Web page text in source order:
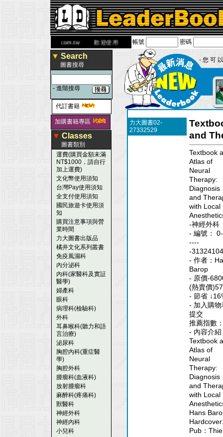
www.leaderbook.com.tw歡迎使用 國民旅遊卡！！
帳號 密碼
▼ Search
圖書搜尋
- 進階搜尋
代訂書籍
加購書籍專區
▼ Classes
圖書類別
運費(購買金額未滿
NT$1000，請自行
加上運費)
文化幣使用須知
台灣Pay使用須知
全支付使用須知
國民旅遊卡使用須
知
購買注意事項與營
業時間
力大圖書出版品
橘井文化系列叢書
免疫風濕科
內分泌科
內科(家醫科及實証
醫學)
婦產科
眼科
病理科(檢驗科)
外科
耳鼻喉科(聽力和語
言治療)
泌尿科
胸腔內科(重症醫
學)
胸腔外科
腫瘤科(血液科)
放射腫瘤科
麻醉科(疼痛科)
獸醫科
神經外科
神經內科
小兒科
- 您 可 以
力大圖書02-
27332529
and
Textbook
Atlas of
Neural
Therapy:
Diagnosis
and
with Local
-神經外科
- 編號：
----
-
- 作者：
Barop
- 原價-
(熱賣價
- 節省
- 加入購物
提交
推薦指數
- 內容介紹
Textbook
Atlas of
Neural
Therapy:
Diagnosis
and
with Local
Hans
Pub：